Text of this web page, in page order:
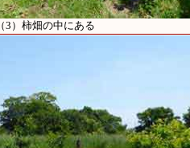
（3）柿畑の中にある